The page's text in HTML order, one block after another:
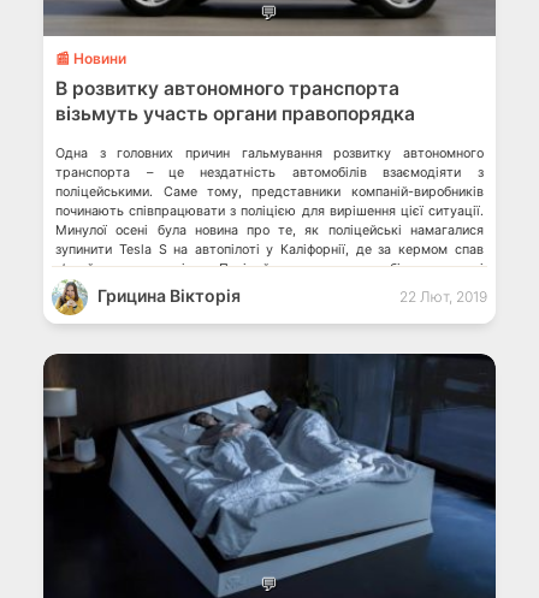
💬
📰 Новини
В розвитку автономного транспорта
візьмуть участь органи правопорядка
Одна з головних причин гальмування розвитку автономного
транспорта – це нездатність автомобілів взаємодіяти з
поліцейськими. Саме тому, представники компаній-виробників
починають співпрацювати з поліцією для вирішення цієї ситуації.
Минулої осені була новина про те, як поліцейські намагалися
зупинити Tesla S на автопілоті у Каліфорнії, де за кермом спав
п’яний власник автівки. Поліцейським довелось обігнати авто і
почати […]Грицина Вікторія 22 Лют, 2019
💬